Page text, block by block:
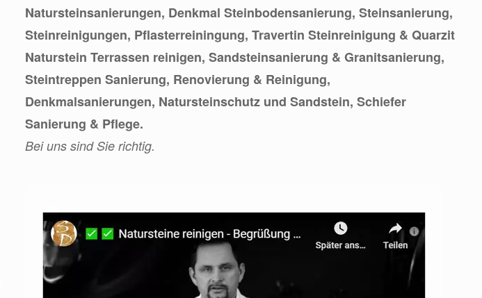
Natursteinsanierungen, Denkmal Steinbodensanierung, Steinsanierung,
Steinreinigungen, Pflasterreiningung, Travertin Steinreinigung & Quarzit
Naturstein Terrassen reinigen, Sandsteinsanierung & Granitsanierung,
Steintreppen Sanierung, Renovierung & Reinigung,
Denkmalsanierungen, Natursteinschutz und Sandstein, Schiefer
Sanierung & Pflege.
Bei uns sind Sie richtig.